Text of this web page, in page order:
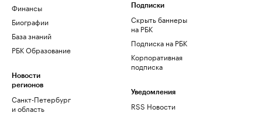
Финансы
Биографии
База знаний
РБК Образование
Новости
регионов
Санкт-Петербург
и область
Подписки
Скрыть баннеры
на РБК
Подписка на РБК
Корпоративная
подписка
Уведомления
RSS Новости